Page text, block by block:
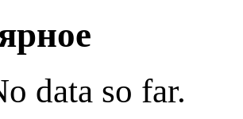
data so far.